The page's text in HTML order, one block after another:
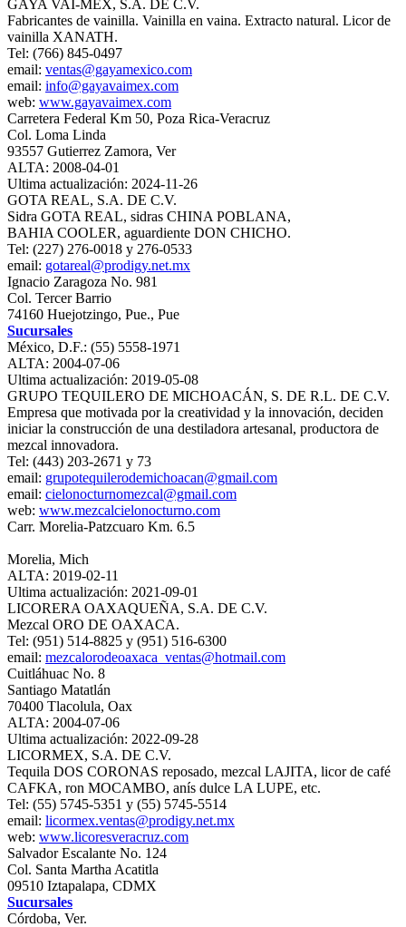
GAYA VAI-MEX, S.A. DE C.V.
Fabricantes de vainilla. Vainilla en vaina. Extracto natural. Licor de
vainilla XANATH.
Tel: (766) 845-0497
email: ventas@gayamexico.com
email: info@gayavaimex.com
web: www.gayavaimex.com
Carretera Federal Km 50, Poza Rica-Veracruz
Col. Loma Linda
93557 Gutierrez Zamora, Ver
ALTA: 2008-04-01
Ultima actualización: 2024-11-26
GOTA REAL, S.A. DE C.V.
Sidra GOTA REAL, sidras CHINA POBLANA,
BAHIA COOLER, aguardiente DON CHICHO.
Tel: (227) 276-0018 y 276-0533
email: gotareal@prodigy.net.mx
Ignacio Zaragoza No. 981
Col. Tercer Barrio
74160 Huejotzingo, Pue., Pue
Sucursales
México, D.F.: (55) 5558-1971
ALTA: 2004-07-06
Ultima actualización: 2019-05-08
GRUPO TEQUILERO DE MICHOACÁN, S. DE R.L. DE C.V.
Empresa que motivada por la creatividad y la innovación, deciden
iniciar la construcción de una destiladora artesanal, productora de
mezcal innovadora.
Tel: (443) 203-2671 y 73
email: grupotequilerodemichoacan@gmail.com
email: cielonocturnomezcal@gmail.com
web: www.mezcalcielonocturno.com
Carr. Morelia-Patzcuaro Km. 6.5
Morelia, Mich
ALTA: 2019-02-11
Ultima actualización: 2021-09-01
LICORERA OAXAQUEÑA, S.A. DE C.V.
Mezcal ORO DE OAXACA.
Tel: (951) 514-8825 y (951) 516-6300
email: mezcalorodeoaxaca_ventas@hotmail.com
Cuitláhuac No. 8
Santiago Matatlán
70400 Tlacolula, Oax
ALTA: 2004-07-06
Ultima actualización: 2022-09-28
LICORMEX, S.A. DE C.V.
Tequila DOS CORONAS reposado, mezcal LAJITA, licor de café
CAFKA, ron MOCAMBO, anís dulce LA LUPE, etc.
Tel: (55) 5745-5351 y (55) 5745-5514
email: licormex.ventas@prodigy.net.mx
web: www.licoresveracruz.com
Salvador Escalante No. 124
Col. Santa Martha Acatitla
09510 Iztapalapa, CDMX
Sucursales
Córdoba, Ver.